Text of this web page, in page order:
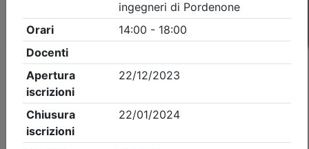
Dettagli evento
A pagamento